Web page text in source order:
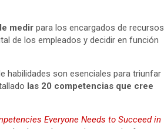
medir para los encargados de recursos
de los empleados y decidir en función
habilidades son esenciales para triunfar
las 20 competencias que cree
Everyone Needs to Succeed in